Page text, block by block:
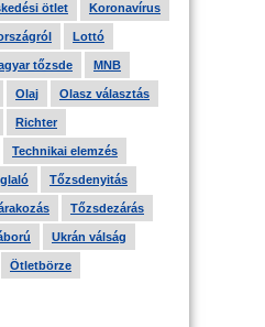
ötlet Koronavírus
Lottó
tőzsde MNB
Olaj Olasz választás
Richter
Technikai elemzés
Tőzsdenyitás
Tőzsdezárás
Ukrán válság
Ötletbörze